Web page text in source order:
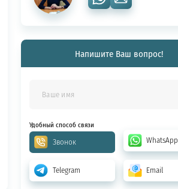
Напишите Ваш вопрос!
Удобный способ связи
Звонок WhatsApp
Telegram Email